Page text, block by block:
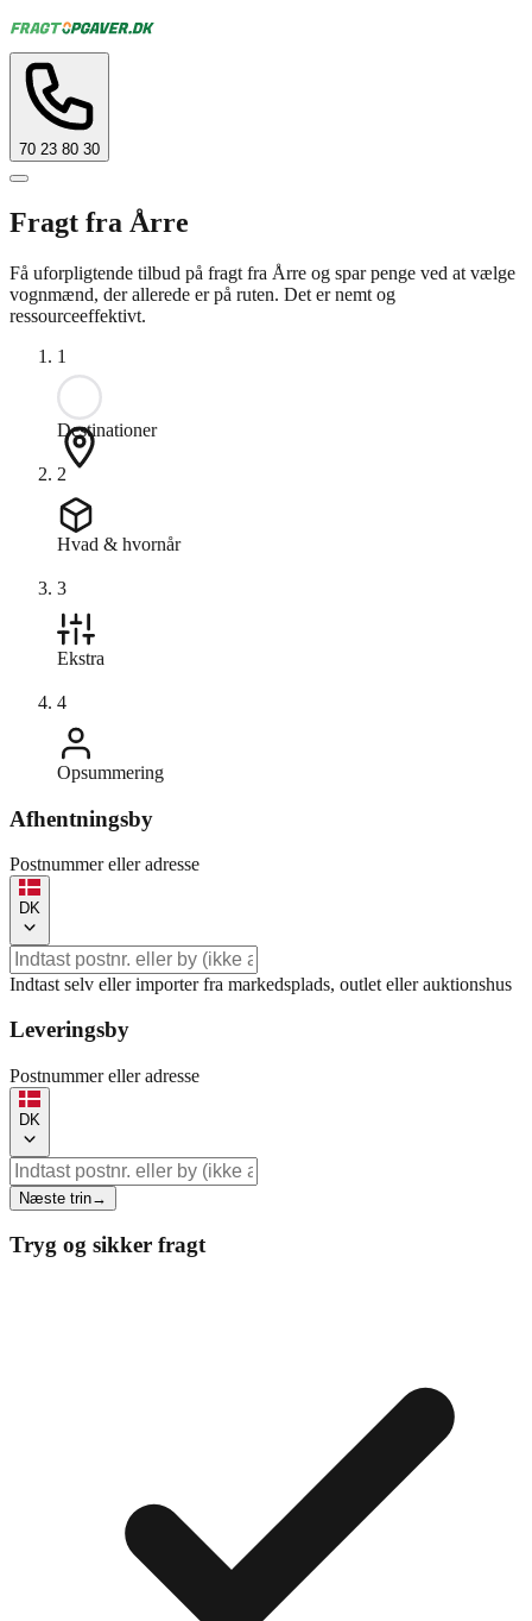
70 23 80 30
Fragt fra Årre
Få uforpligtende tilbud på fragt fra Årre og spar penge ved at vælge
vognmænd, der allerede er på ruten. Det er nemt og
ressourceeffektivt.
1
Destinationer
2
Hvad & hvornår
3
Ekstra
4
Opsummering
Afhentningsby
Postnummer eller adresse
DK
Indtast selv eller importer fra markedsplads, outlet eller auktionshus
Leveringsby
Postnummer eller adresse
DK
Næste trin→
Tryg og sikker fragt